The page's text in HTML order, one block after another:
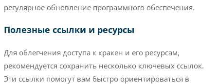
регулярное обновление программного обеспечения.
Полезные ссылки и ресурсы
Для облегчения доступа к кракен и его ресурсам,
рекомендуется сохранить несколько ключевых ссылок.
Эти ссылки помогут вам быстро ориентироваться в